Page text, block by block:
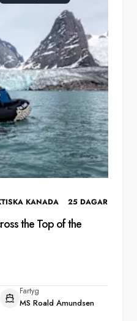
KANADA 25 DAGAR
the Top of the
Fartyg
MS Roald Amundsen